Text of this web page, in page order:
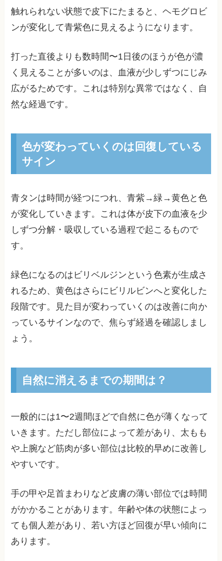
触れられない状態で皮下にたまると、ヘモグロビ
ンが変化して青紫色に見えるようになります。
打った直後よりも数時間〜1日後のほうが色が濃
く見えることが多いのは、血液が少しずつにじみ
広がるためです。これは特別な異常ではなく、自
然な経過です。
色が変わっていくのは回復している
サイン
青タンは時間が経つにつれ、青紫→緑→黄色と色
が変化していきます。これは体が皮下の血液を少
しずつ分解・吸収している過程で起こるもので
す。
緑色になるのはビリベルジンという色素が生成さ
れるため、黄色はさらにビリルビンへと変化した
段階です。見た目が変わっていくのは改善に向か
っているサインなので、焦らず経過を確認しまし
ょう。
自然に消えるまでの期間は？
一般的には1〜2週間ほどで自然に色が薄くなって
いきます。ただし部位によって差があり、太もも
や上腕など筋肉が多い部位は比較的早めに改善し
やすいです。
手の甲や足首まわりなど皮膚の薄い部位では時間
がかかることがあります。年齢や体の状態によっ
ても個人差があり、若い方ほど回復が早い傾向に
あります。